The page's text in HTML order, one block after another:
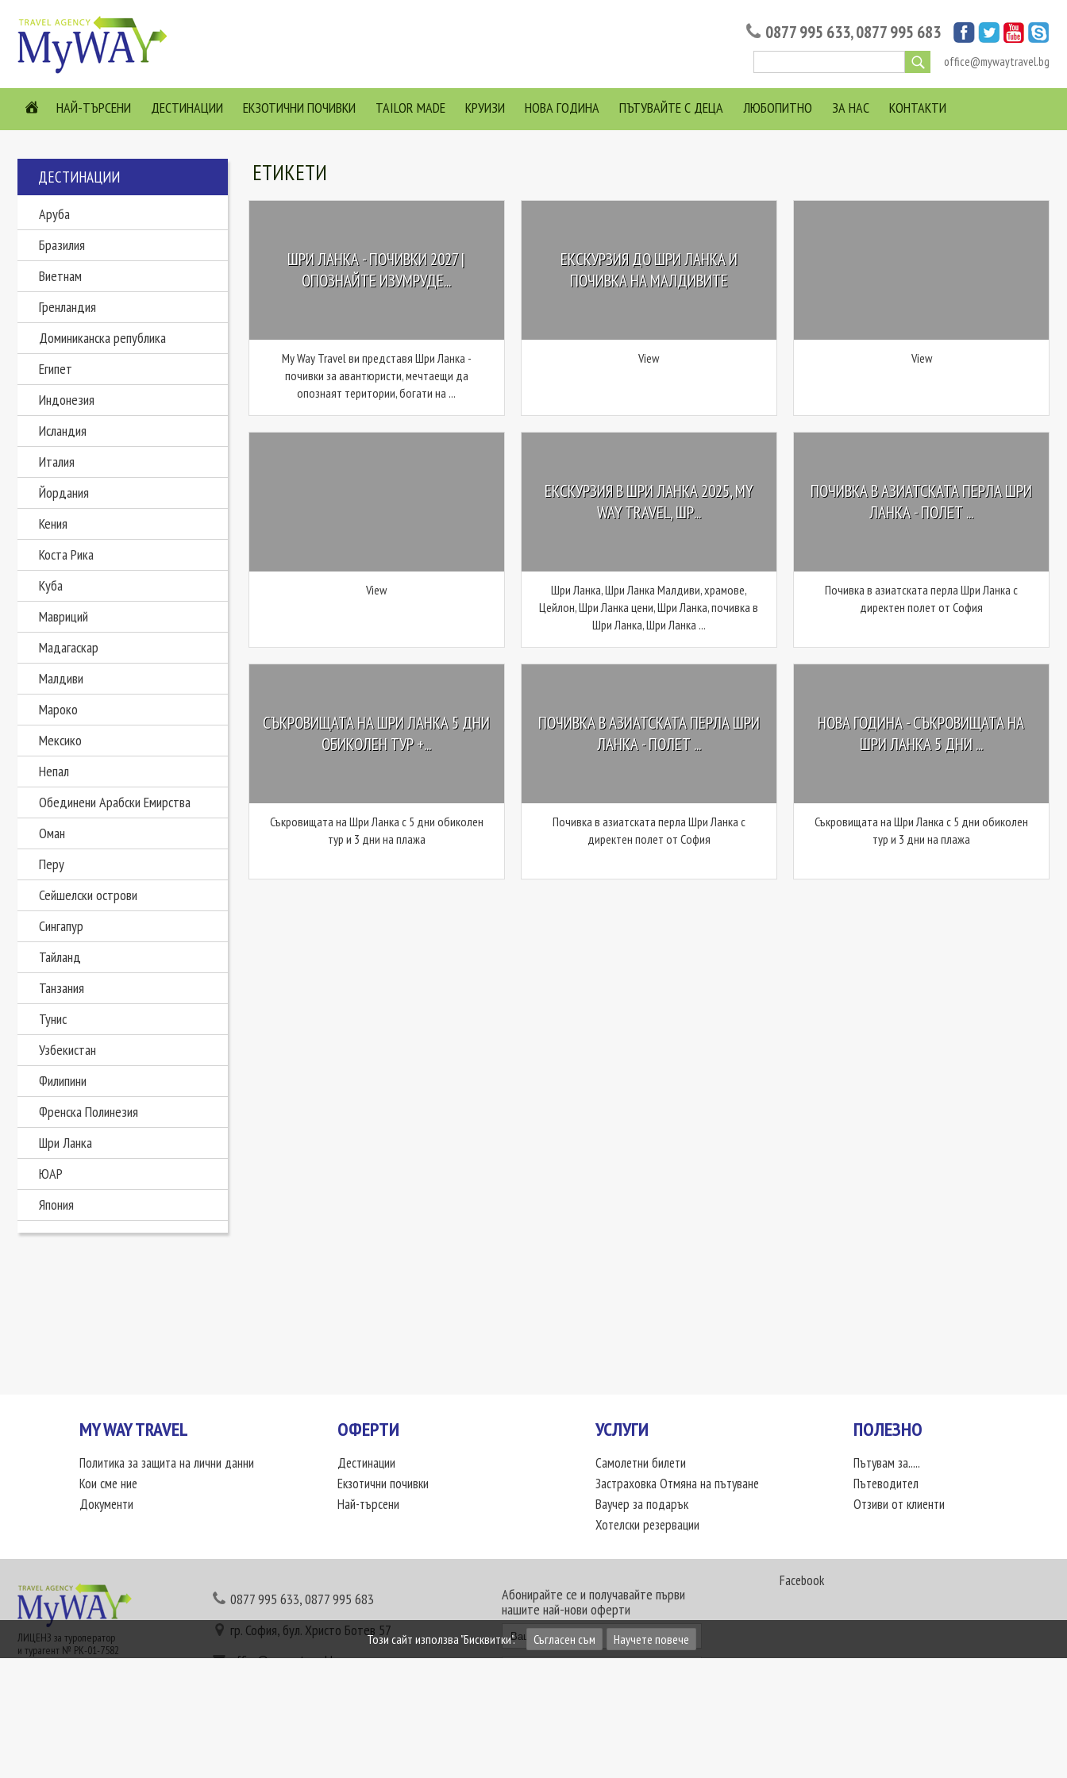
0877 995 633,0877 995 683
office@mywaytravel.bg
НАЙ-ТЪРСЕНИ ДЕСТИНАЦИИ ЕКЗОТИЧНИ ПОЧИВКИ TAILOR MADE КРУИЗИ НОВА ГОДИНА ПЪТУВАЙТЕ С ДЕЦА ЛЮБОПИТНО ЗА НАС КОНТАКТИ
ДЕСТИНАЦИИ
Аруба
Бразилия
Виетнам
Гренландия
Доминиканска република
Египет
Индонезия
Исландия
Италия
Йордания
Кения
Коста Рика
Куба
Мавриций
Мадагаскар
Малдиви
Мароко
Мексико
Непал
Обединени Арабски Емирства
Оман
Перу
Сейшелски острови
Сингапур
Тайланд
Танзания
Тунис
Узбекистан
Филипини
Френска Полинезия
Шри Ланка
ЮАР
Япония
ЕТИКЕТИ
ШРИ ЛАНКА - ПОЧИВКИ 2027 |
ОПОЗНАЙТЕ ИЗУМРУДЕ...
My Way Travel ви представя Шри Ланка -
почивки за авантюристи, мечтаещи да
опознаят територии, богати на ...
ЕКСКУРЗИЯ ДО ШРИ ЛАНКА И
ПОЧИВКА НА МАЛДИВИТЕ
View View
View
ЕКСКУРЗИЯ В ШРИ ЛАНКА 2025, MY
WAY TRAVEL, ШР...
Шри Ланка, Шри Ланка Малдиви, храмове,
Цейлон, Шри Ланка цени, Шри Ланка, почивка в
Шри Ланка, Шри Ланка ...
ПОЧИВКА В АЗИАТСКАТА ПЕРЛА ШРИ
ЛАНКА - ПОЛЕТ ...
Почивка в азиатската перла Шри Ланка с
директен полет от София
СЪКРОВИЩАТА НА ШРИ ЛАНКА 5 ДНИ
ОБИКОЛЕН ТУР +...
Съкровищата на Шри Ланка с 5 дни обиколен
тур и 3 дни на плажа
ПОЧИВКА В АЗИАТСКАТА ПЕРЛА ШРИ
ЛАНКА - ПОЛЕТ ...
Почивка в азиатската перла Шри Ланка с
директен полет от София
НОВА ГОДИНА - СЪКРОВИЩАТА НА
ШРИ ЛАНКА 5 ДНИ ...
Съкровищата на Шри Ланка с 5 дни обиколен
тур и 3 дни на плажа
MY WAY TRAVEL
Политика за защита на лични данни
Кои сме ние
Документи
ОФЕРТИ
Дестинации
Екзотични почивки
Най-търсени
УСЛУГИ
Самолетни билети
Застраховка Отмяна на пътуване
Ваучер за подарък
Хотелски резервации
ПОЛЕЗНО
Пътувам за.....
Пътеводител
Отзиви от клиенти
ЛИЦЕНЗ за туроператор
и турагент № РК-01-7582
0877 995 633,0877 995 683
гр. София, бул. Христо Ботев 57
office@mywaytravel.bg
Абонирайте се и получавайте първи
нашите най-нови оферти
Facebook
Този сайт използва "Бисквитки". Съгласен съм Научете повече